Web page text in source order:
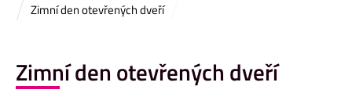
Zimní den otevřených dveří
Zimní den otevřených dveří